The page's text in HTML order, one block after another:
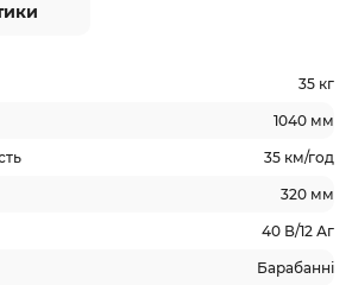
35 кг
1040 мм
35 км/год
320 мм
40 В/12 Аг
Барабанні